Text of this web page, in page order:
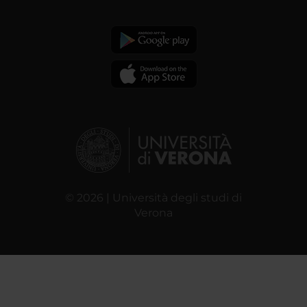
© 2026 | Università degli studi di
Verona